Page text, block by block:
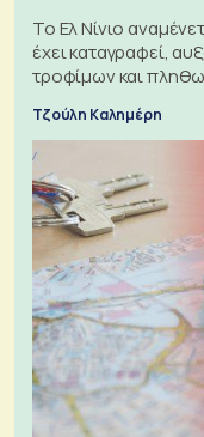
Το Ελ Νίνιο
έχει καταγραφεί,
τροφίμων και
Τζούλη Καλημέρη